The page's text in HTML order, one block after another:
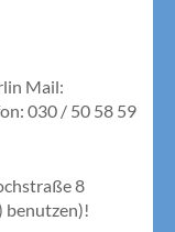
Mail:
030 / 50 58 59
8
benutzen)!